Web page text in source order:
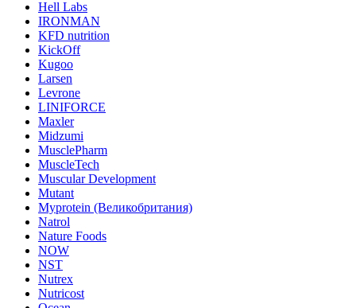
Hell Labs
IRONMAN
KFD nutrition
KickOff
Kugoo
Larsen
Levrone
LINIFORCE
Maxler
Midzumi
MusclePharm
MuscleTech
Muscular Development
Mutant
Myprotein (Великобритания)
Natrol
Nature Foods
NOW
NST
Nutrex
Nutricost